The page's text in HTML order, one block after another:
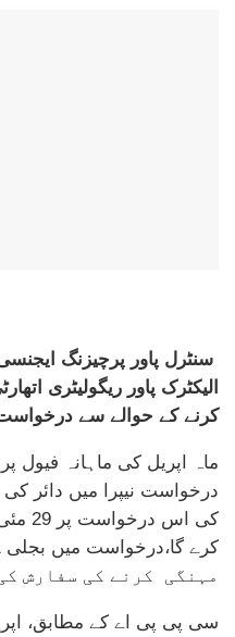
سنٹرل پاور پرچیزنگ
الیکٹرک پاور ریگولیٹری
کرنے کے حوالے سے
ماہ اپریل کی ماہانہ
درخواست نیپرا میں دائر
کی
مہنگی کرنے کی سفارش